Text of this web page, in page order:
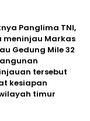
Panglima TNI,
meninjau Markas
Gedung Mile 32
tersebut
kesiapan
timur